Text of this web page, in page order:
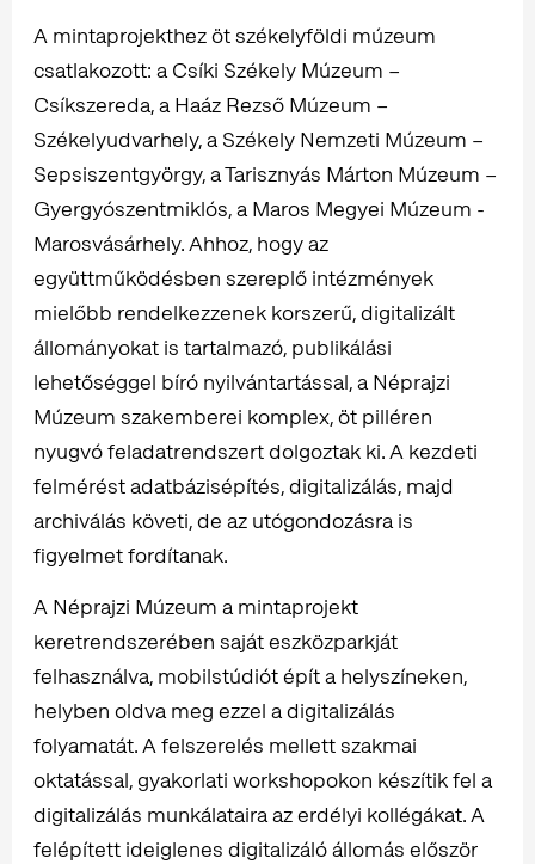
A mintaprojekthez öt székelyföldi múzeum
csatlakozott: a Csíki Székely Múzeum –
Csíkszereda, a Haáz Rezső Múzeum –
Székelyudvarhely, a Székely Nemzeti Múzeum –
Sepsiszentgyörgy, a Tarisznyás Márton Múzeum –
Gyergyószentmiklós, a Maros Megyei Múzeum -
Marosvásárhely. Ahhoz, hogy az
együttműködésben szereplő intézmények
mielőbb rendelkezzenek korszerű, digitalizált
állományokat is tartalmazó, publikálási
lehetőséggel bíró nyilvántartással, a Néprajzi
Múzeum szakemberei komplex, öt pilléren
nyugvó feladatrendszert dolgoztak ki. A kezdeti
felmérést adatbázisépítés, digitalizálás, majd
archiválás követi, de az utógondozásra is
figyelmet fordítanak.
A Néprajzi Múzeum a mintaprojekt
keretrendszerében saját eszközparkját
felhasználva, mobilstúdiót épít a helyszíneken,
helyben oldva meg ezzel a digitalizálás
folyamatát. A felszerelés mellett szakmai
oktatással, gyakorlati workshopokon készítik fel a
digitalizálás munkálataira az erdélyi kollégákat. A
felépített ideiglenes digitalizáló állomás először